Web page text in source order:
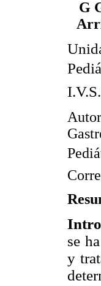
G
se
y